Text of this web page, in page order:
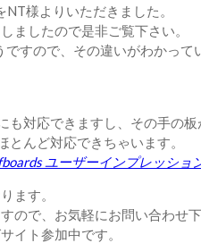
様よりいただきました。
ましたので是非ご覧下さい。
すので、その違いがわかって
対応できますし、その手の
んど対応できちゃいます。
ユーザーインプレッショ
ます。
ので、お気軽にお問い合わせ下
イト参加中です。